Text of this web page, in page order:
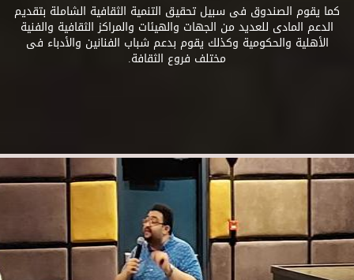
كما يقوم الصندوق فى سبيل تحقيق التنمية الثقافية الشاملة بتقديم
الدعم المادى للعديد من الجهات والهيئات والمراكز الثقافية والفنية
الأهلية والحكومية وكذلك يقوم بدعم شباب الفنانين والأدباء فى
مختلف فروع الثقافة.